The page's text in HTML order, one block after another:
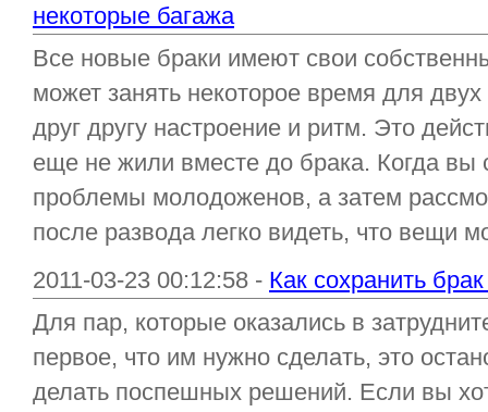
некоторые багажа
Все новые браки имеют свои
может занять некоторое время для
друг другу настроение и ритм. Это
еще не жили вместе до брака. Когда
проблемы молодоженов, а затем
после развода легко видеть, что вещи
2011-03-23 00:12:58 - Как сохранить
Для пар, которые оказались в
первое, что им нужно сделать, это
делать поспешных решений. Если вы